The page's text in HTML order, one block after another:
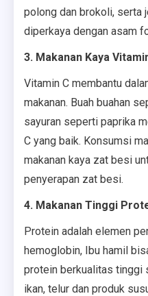
polong dan brokoli, serta
diperkaya dengan asam
3. Makanan Kaya
Vitamin C membantu
makanan. Buah buahan
sayuran seperti paprika
C yang baik. Konsumsi
makanan kaya zat besi
penyerapan zat besi.
4. Makanan Tinggi
Protein adalah elemen
hemoglobin, Ibu hamil
protein berkualitas tinggi
ikan, telur dan produk